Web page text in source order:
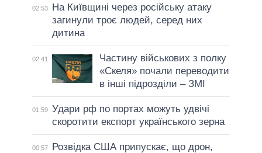
02:53
На Київщині через російську атаку
загинули троє людей, серед них
дитина
02:41
Частину військових з полку
«Скеля» почали переводити
в інші підрозділи – ЗМІ
01:59 Удари рф по портах можуть удвічі
скоротити експорт українського зерна
00:57
Розвідка США припускає, що дрон,